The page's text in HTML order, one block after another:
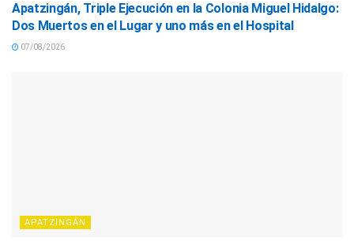
Apatzingán, Triple Ejecución en la Colonia Miguel Hidalgo:
Dos Muertos en el Lugar y uno más en el Hospital
07/08/2026
APATZINGÁN